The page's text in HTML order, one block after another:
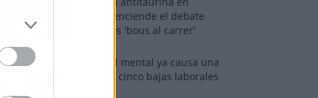
Alfafar enciende el debate
sobre los 'bous al carrer'
La salud mental ya causa una
de cada cinco bajas laborales